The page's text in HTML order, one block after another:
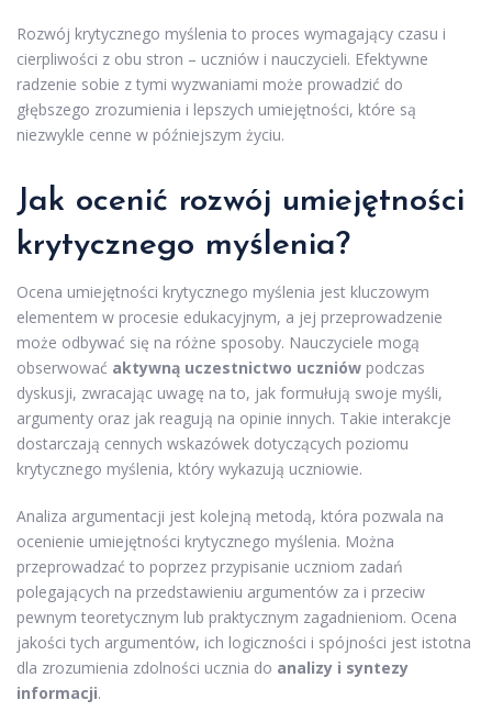
Rozwój krytycznego myślenia to proces wymagający czasu i
cierpliwości z obu stron – uczniów i nauczycieli. Efektywne
radzenie sobie z tymi wyzwaniami może prowadzić do
głębszego zrozumienia i lepszych umiejętności, które są
niezwykle cenne w późniejszym życiu.
Jak ocenić rozwój umiejętności
krytycznego myślenia?
Ocena umiejętności krytycznego myślenia jest kluczowym
elementem w procesie edukacyjnym, a jej przeprowadzenie
może odbywać się na różne sposoby. Nauczyciele mogą
obserwować aktywną uczestnictwo uczniów podczas
dyskusji, zwracając uwagę na to, jak formułują swoje myśli,
argumenty oraz jak reagują na opinie innych. Takie interakcje
dostarczają cennych wskazówek dotyczących poziomu
krytycznego myślenia, który wykazują uczniowie.
Analiza argumentacji jest kolejną metodą, która pozwala na
ocenienie umiejętności krytycznego myślenia. Można
przeprowadzać to poprzez przypisanie uczniom zadań
polegających na przedstawieniu argumentów za i przeciw
pewnym teoretycznym lub praktycznym zagadnieniom. Ocena
jakości tych argumentów, ich logiczności i spójności jest istotna
dla zrozumienia zdolności ucznia do analizy i syntezy
informacji.